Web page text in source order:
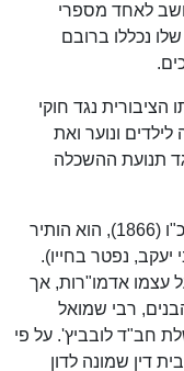
לאחד מספרי
נכללו ברובם
הציבורית נגד חוקי
ונוער ואת
תנועת ההשכלה
עם פטירת ה"צמח צדק", בי"ג בניסן ה'תרכ"ו (1866), הוא הותיר
יעקב, נפטר בחייו).
עצמו אדמו"רות, אך
רבי שמואל
חב"ד לובביץ'. על פי
דין שמונה לדון